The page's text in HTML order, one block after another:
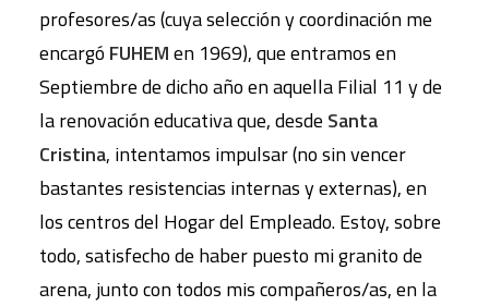
profesores/as (cuya selección y coordinación me
encargó FUHEMen 1969), que entramos en
Septiembre de dicho año en aquella Filial 11 y de
la renovación educativa que, desde Santa
Cristina, intentamos impulsar (no sin vencer
bastantes resistencias internas y externas), en
los centros del Hogar del Empleado. Estoy, sobre
todo, satisfecho de haber puesto mi granito de
arena, junto con todos mis compañeros/as, en la